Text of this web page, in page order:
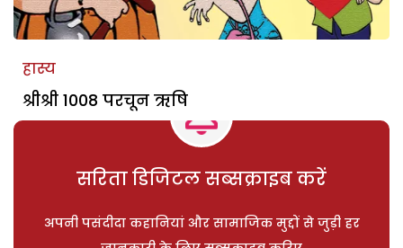
हास्य
श्रीश्री 1008 परचून ऋषि
सरिता डिजिटल सब्सक्राइब करें
अपनी पसंदीदा कहानियां और सामाजिक मुद्दों से जुड़ी हर